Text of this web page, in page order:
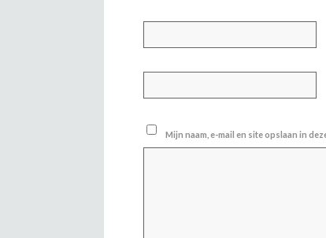
Mijn naam, e-mail en site opslaan in